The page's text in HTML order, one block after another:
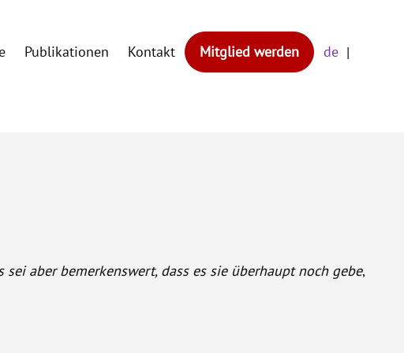
Publikationen Kontakt Mitglied werden
de
aber bemerkenswert, dass es sie überhaupt noch gebe,